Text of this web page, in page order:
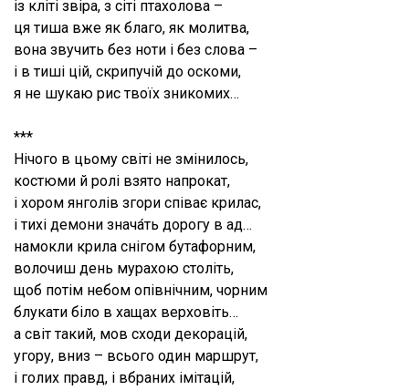
із кліті звіра, з сіті птахолова –
ця тиша вже як благо, як молитва,
вона звучить без ноти і без слова –
і в тиші цій, скрипучій до оскоми,
я не шукаю рис твоїх зникомих…
***
Нічого в цьому світі не змінилось,
костюми й ролі взято напрокат,
і хором янголів згори співає крилас,
і тихі демони знача́ть дорогу в ад…
намокли крила снігом бутафорним,
волочиш день мурахою століть,
щоб потім небом опівнічним, чорним
блукати біло в хащах верховіть…
а світ такий, мов сходи декорацій,
угору, вниз – всього один маршрут,
і голих правд, і вбраних імітацій,